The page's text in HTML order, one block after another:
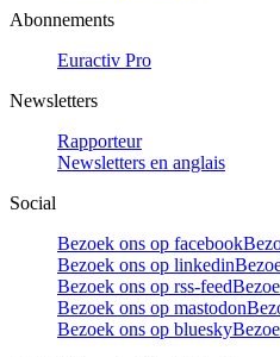
Abonnements
Euractiv Pro
Newsletters
Rapporteur
Newsletters en anglais
Social
Bezoek ons op facebook
Bezoek ons op linkedin
Bezoek ons op rss-feed
Bezoek ons op mastodon
Bezoek ons op bluesky